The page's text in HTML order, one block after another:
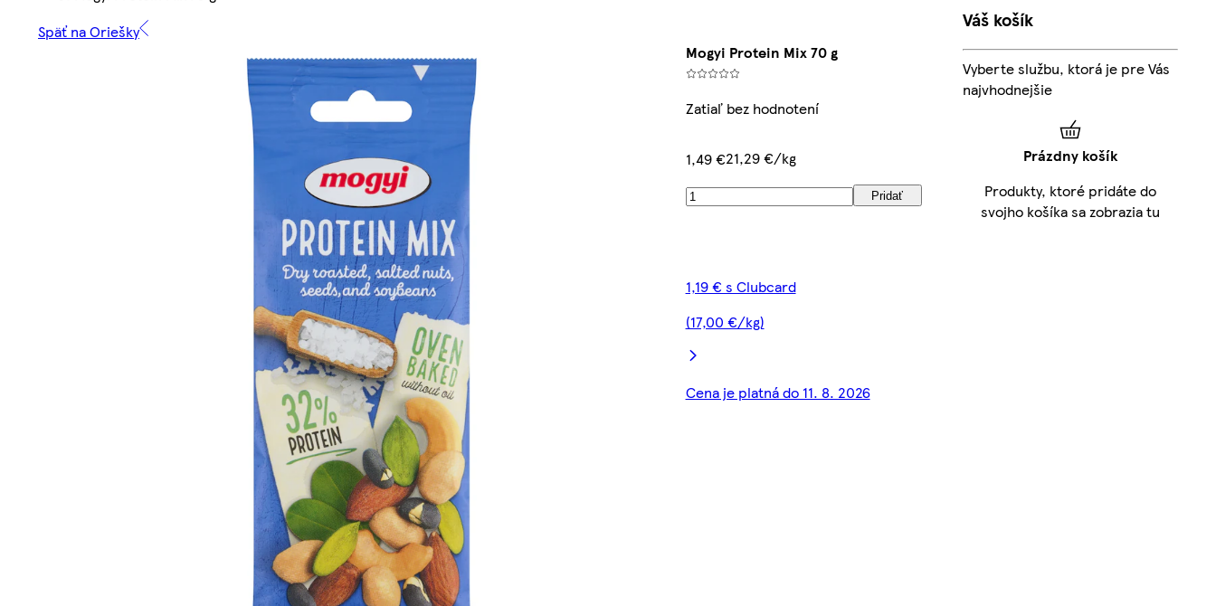
Späť na Oriešky
Mogyi Protein Mix 70 g
Zatiaľ bez hodnotení
1,49 €21,29 €/kg
Pridať
1,19 € s Clubcard
(17,00 €/kg)
Cena je platná do 11. 8. 2026
Váš košík
Vyberte službu, ktorá je pre Vás
najvhodnejšie
Prázdny košík
Produkty, ktoré pridáte do
svojho košíka sa zobrazia tu